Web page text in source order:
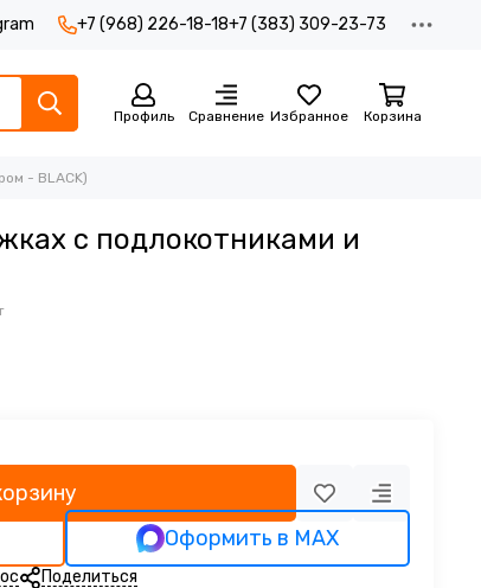
+7 (968) 226-18-18+7 (383) 309-23-73
Профиль Сравнение Избранное Корзина
- BLACK)
с подлокотниками и
Оформить в MAX
Поделиться